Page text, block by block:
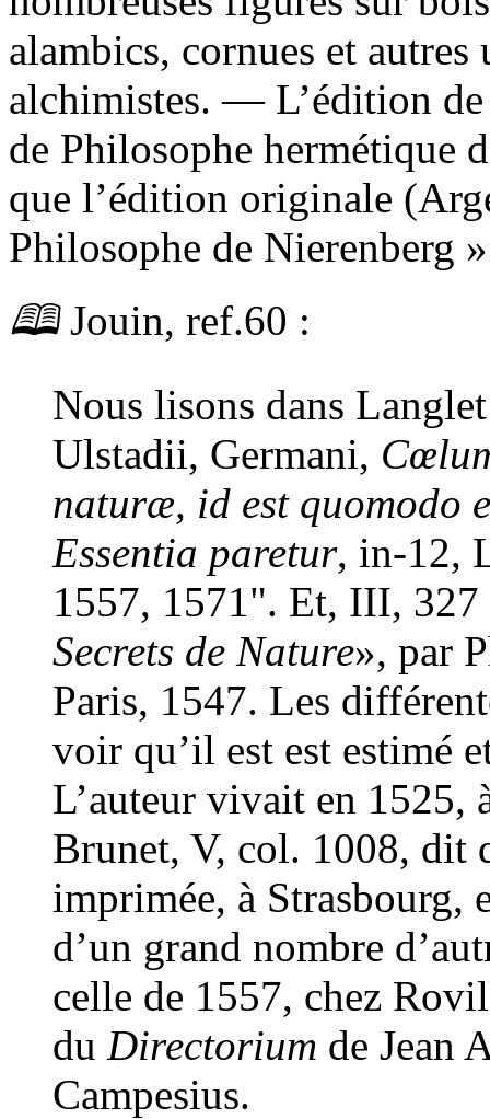
alambics, cornues et
alchimistes. — L’édition
de Philosophe hermétique
que l’édition originale
Philosophe de Nierenberg »
🕮Jouin, ref.60 :
Nous lisons dans
Ulstadii, Germani,
naturæ, id est quomodo
Essentia paretur, in-12,
1557, 1571". Et, III,
Secrets de Nature», par
Paris, 1547. Les
voir qu’il est est estimé
L’auteur vivait en 1525,
Brunet, V, col. 1008, dit
imprimée, à Strasbourg,
d’un grand nombre
celle de 1557, chez
du Directorium de Jean
Campesius.